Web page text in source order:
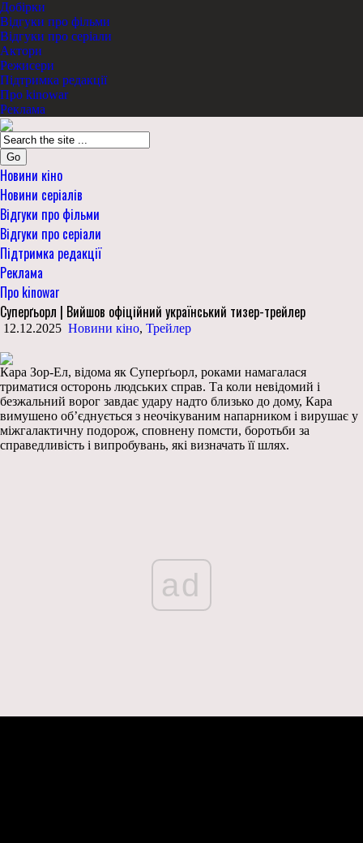
Добірки
Відгуки про фільми
Відгуки про серіали
Актори
Режисери
Підтримка редакції
Про kinowar
Реклама
Go
Новини кіно
Новини серіалів
Відгуки про фільми
Відгуки про серіали
Підтримка редакції
Реклама
Про kinowar
Суперґьорл | Вийшов офіційний український тизер-трейлер
12.12.2025 Новини кіно, Трейлер
Кара Зор-Ел, відома як Суперґьорл, роками намагалася
триматися осторонь людських справ. Та коли невідомий і
безжальний ворог завдає удару надто близько до дому, Кара
вимушено об’єднується з неочікуваним напарником і вирушає у
міжгалактичну подорож, сповнену помсти, боротьби за
справедливість і випробувань, які визначать її шлях.
ad